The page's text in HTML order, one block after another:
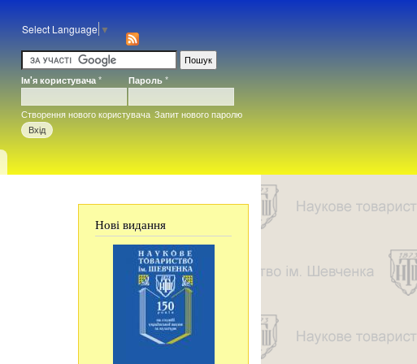
Select Language ▼
Вхід
Ім'я користувача* Пароль*
Створення нового користувача Запит нового паролю
Нові видання